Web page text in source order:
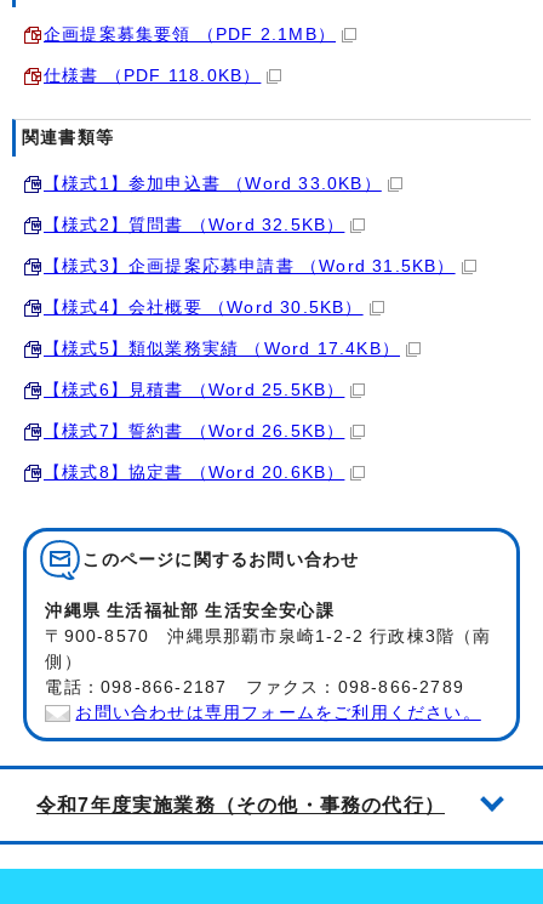
企画提案募集要領 （PDF 2.1MB）
仕様書 （PDF 118.0KB）
関連書類等
【様式1】参加申込書 （Word 33.0KB）
【様式2】質問書 （Word 32.5KB）
【様式3】企画提案応募申請書 （Word 31.5KB）
【様式4】会社概要 （Word 30.5KB）
【様式5】類似業務実績 （Word 17.4KB）
【様式6】見積書 （Word 25.5KB）
【様式7】誓約書 （Word 26.5KB）
【様式8】協定書 （Word 20.6KB）
このページに関する お問い合わせ
沖縄県 生活福祉部 生活安全安心課
〒900-8570 沖縄県那覇市泉崎1-2-2 行政棟3階（南
側）
電話：098-866-2187 ファクス：098-866-2789
お問い合わせは専用フォームをご利用ください。
令和7年度実施業務（その他・事務の代行）